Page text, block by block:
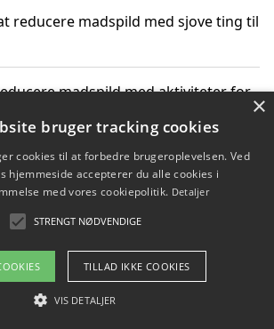
reducere madspild med sjove ting til
madspild med aktiviteter for
måltidskasser i Vejle
kontakt
Blog Betingelser
×
bruger tracking cookies
cookies til at forbedre brugeroplevelsen. Ved
hjemmeside accepterer du alle cookies i
med vores cookiepolitik. Detaljer
STRENGT NØDVENDIGE
TILLAD IKKE COOKIES
VIS DETALJER